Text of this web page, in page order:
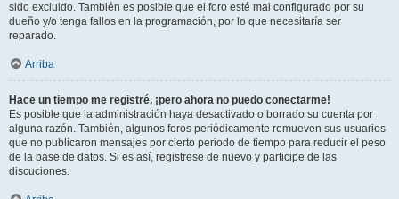
sido excluido. También es posible que el foro esté mal configurado por su
dueño y/o tenga fallos en la programación, por lo que necesitaría ser
reparado.
Arriba
Hace un tiempo me registré, ¡pero ahora no puedo conectarme!
Es posible que la administración haya desactivado o borrado su cuenta por
alguna razón. También, algunos foros periódicamente remueven sus usuarios
que no publicaron mensajes por cierto periodo de tiempo para reducir el peso
de la base de datos. Si es así, registrese de nuevo y participe de las
discuciones.